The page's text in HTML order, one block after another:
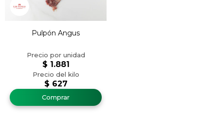
Pulpón Angus
$ 627
$ 1.881